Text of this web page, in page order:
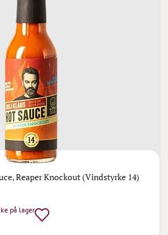
Reaper Knockout (Vindstyrke 14)
på lager